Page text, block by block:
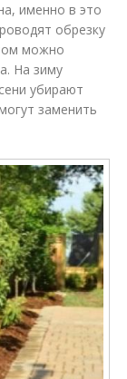
именно в это
обрезку
можно
На зиму
убирают
заменить